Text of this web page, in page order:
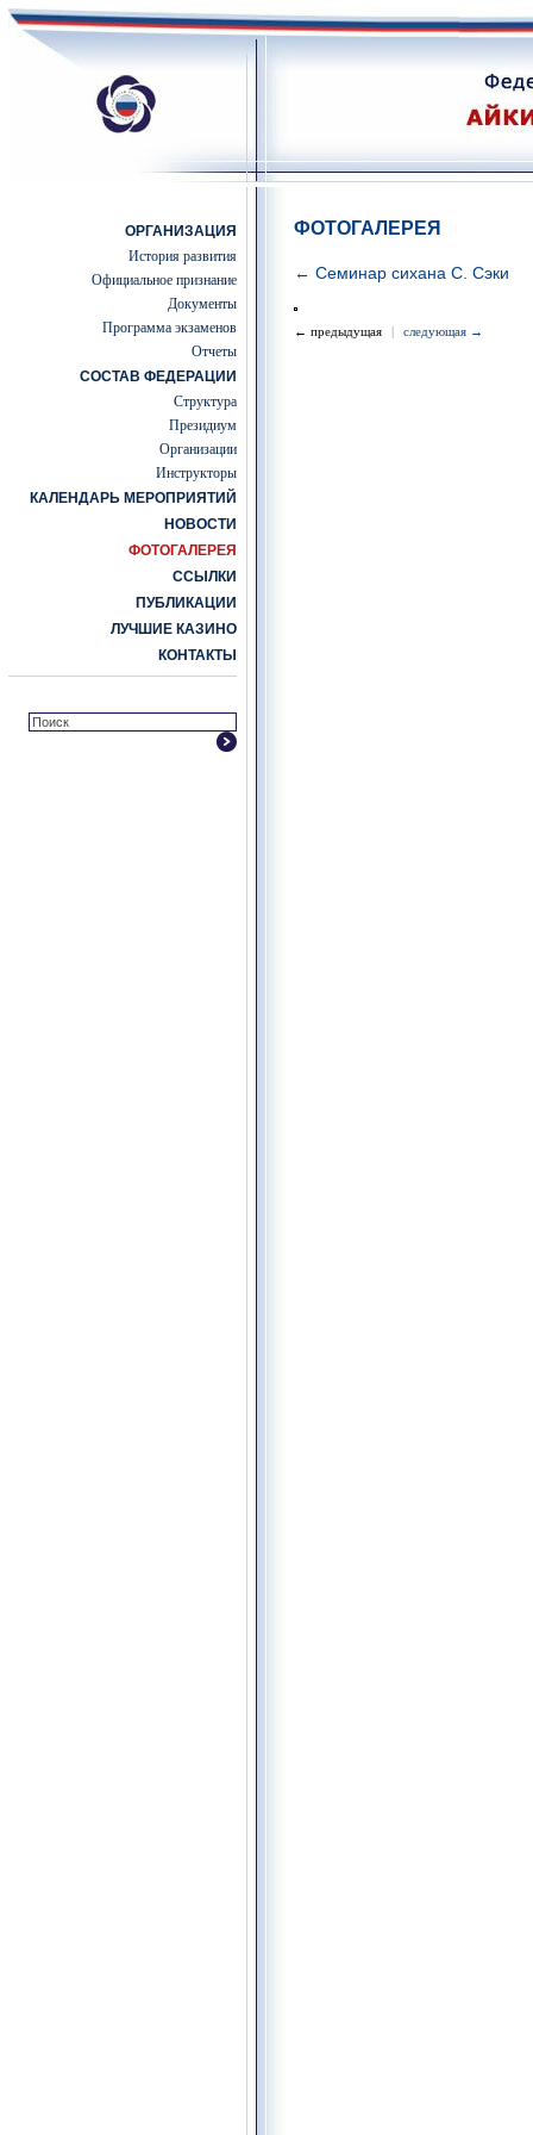
ОРГАНИЗАЦИЯ
История развития
Официальное признание
Документы
Программа экзаменов
Отчеты
СОСТАВ ФЕДЕРАЦИИ
Структура
Президиум
Организации
Инструкторы
КАЛЕНДАРЬ МЕРОПРИЯТИЙ
НОВОСТИ
ФОТОГАЛЕРЕЯ
ССЫЛКИ
ПУБЛИКАЦИИ
ЛУЧШИЕ КАЗИНО
КОНТАКТЫ
ФОТОГАЛЕРЕЯ
← Семинар сихана С. Сэки
← предыдущая | следующая →